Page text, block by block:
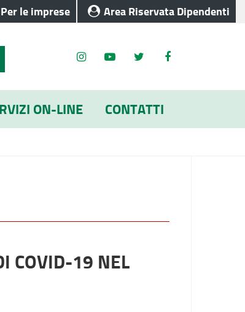
Per le imprese Area Riservata Dipendenti
ON-LINE CONTATTI
COVID-19 NEL